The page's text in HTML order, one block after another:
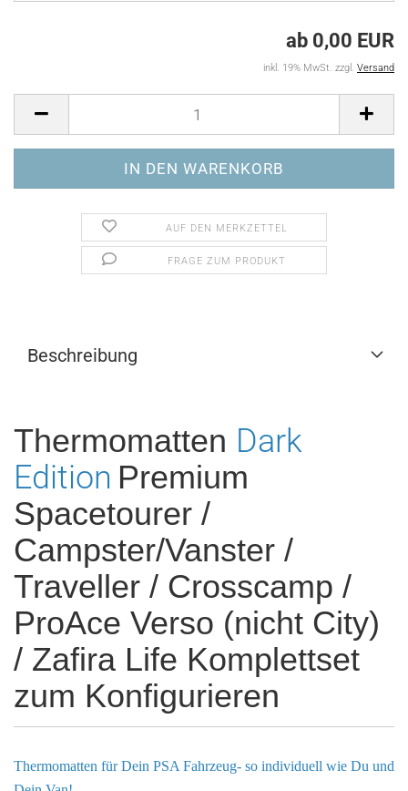
ab 0,00 EUR
inkl. 19% MwSt. zzgl. Versand
AUF DEN MERKZETTEL
FRAGE ZUM PRODUKT
Beschreibung
Thermomatten Dark
Edition Premium
Spacetourer /
Campster/Vanster /
Traveller / Crosscamp /
ProAce Verso (nicht City)
/ Zafira Life Komplettset
zum Konfigurieren
Thermomatten für Dein PSA Fahrzeug- so individuell wie Du und